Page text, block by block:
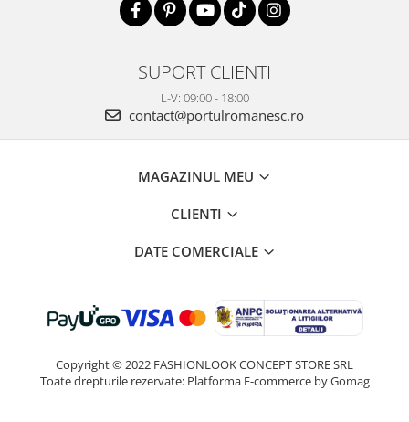
SUPORT CLIENTI
L-V: 09:00 - 18:00
contact@portulromanesc.ro
MAGAZINUL MEU
CLIENTI
DATE COMERCIALE
Copyright © 2022 FASHIONLOOK CONCEPT STORE SRL
Toate drepturile rezervate: Platforma E-commerce by Gomag